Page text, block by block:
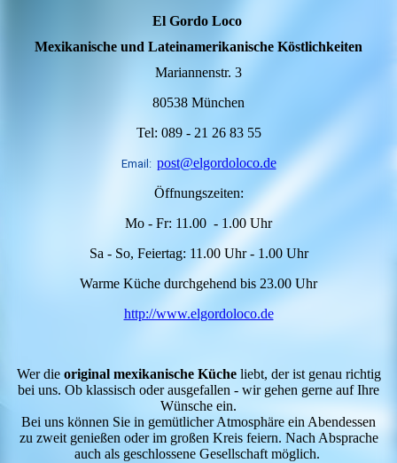
El Gordo Loco
Mexikanische und Lateinamerikanische Köstlichkeiten
Mariannenstr. 3
80538 München
Tel: 089 - 21 26 83 55
Email: post@elgordoloco.de
Öffnungszeiten:
Mo - Fr: 11.00 - 1.00 Uhr
Sa - So, Feiertag: 11.00 Uhr - 1.00 Uhr
Warme Küche durchgehend bis 23.00 Uhr
http://www.elgordoloco.de
Wer die original mexikanische Kücheliebt, der ist genau richtig
bei uns. Ob klassisch oder ausgefallen - wir gehen gerne auf Ihre
Wünsche ein.
Bei uns können Sie in gemütlicher Atmosphäre ein Abendessen
zu zweit genießen oder im großen Kreis feiern. Nach Absprache
auch als geschlossene Gesellschaft möglich.